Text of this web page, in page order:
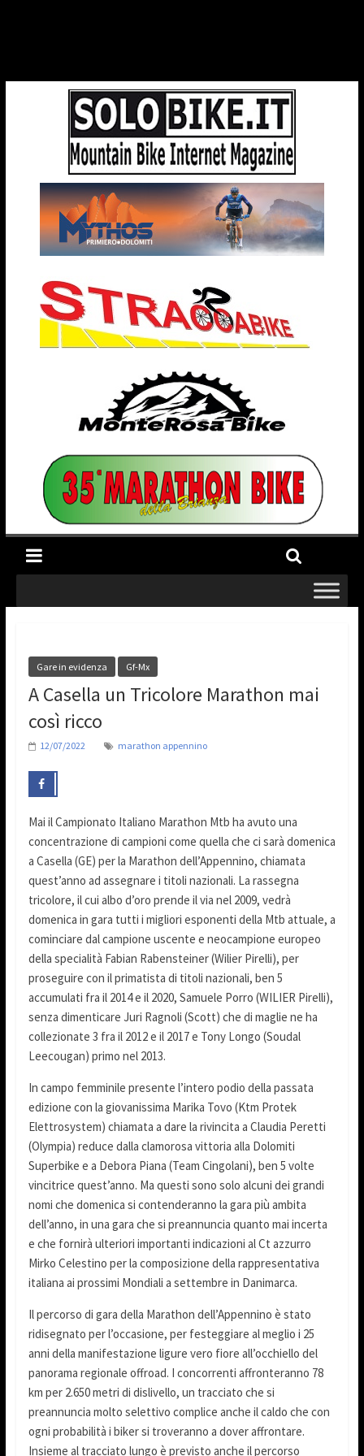
Gare in evidenza Gf-Mx
A Casella un Tricolore Marathon mai
così ricco
12/07/2022 marathon appennino
Mai il Campionato Italiano Marathon Mtb ha avuto una
concentrazione di campioni come quella che ci sarà domenica
a Casella (GE) per la Marathon dell’Appennino, chiamata
quest’anno ad assegnare i titoli nazionali. La rassegna
tricolore, il cui albo d’oro prende il via nel 2009, vedrà
domenica in gara tutti i migliori esponenti della Mtb attuale, a
cominciare dal campione uscente e neocampione europeo
della specialità Fabian Rabensteiner (Wilier Pirelli), per
proseguire con il primatista di titoli nazionali, ben 5
accumulati fra il 2014 e il 2020, Samuele Porro (WILIER Pirelli),
senza dimenticare Juri Ragnoli (Scott) che di maglie ne ha
collezionate 3 fra il 2012 e il 2017 e Tony Longo (Soudal
Leecougan) primo nel 2013.
In campo femminile presente l’intero podio della passata
edizione con la giovanissima Marika Tovo (Ktm Protek
Elettrosystem) chiamata a dare la rivincita a Claudia Peretti
(Olympia) reduce dalla clamorosa vittoria alla Dolomiti
Superbike e a Debora Piana (Team Cingolani), ben 5 volte
vincitrice quest’anno. Ma questi sono solo alcuni dei grandi
nomi che domenica si contenderanno la gara più ambita
dell’anno, in una gara che si preannuncia quanto mai incerta
e che fornirà ulteriori importanti indicazioni al Ct azzurro
Mirko Celestino per la composizione della rappresentativa
italiana ai prossimi Mondiali a settembre in Danimarca.
Il percorso di gara della Marathon dell’Appennino è stato
ridisegnato per l’occasione, per festeggiare al meglio i 25
anni della manifestazione ligure vero fiore all’occhiello del
panorama regionale offroad. I concorrenti affronteranno 78
km per 2.650 metri di dislivello, un tracciato che si
preannuncia molto selettivo complice anche il caldo che con
ogni probabilità i biker si troveranno a dover affrontare.
Insieme al tracciato lungo è previsto anche il percorso